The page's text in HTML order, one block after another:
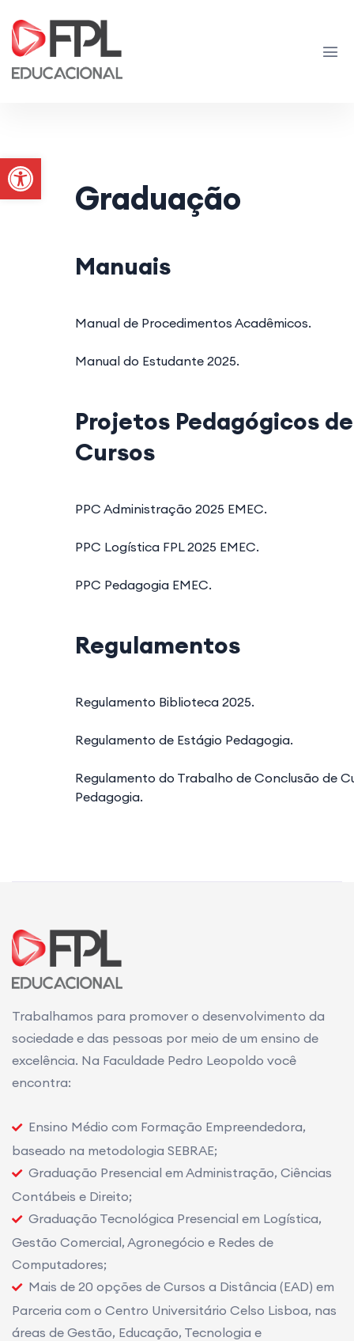
Graduação
Manuais
Manual de Procedimentos Acadêmicos.
Manual do Estudante 2025.
Projetos Pedagógicos de
Cursos
PPC Administração 2025 EMEC.
PPC Logística FPL 2025 EMEC.
PPC Pedagogia EMEC.
Regulamentos
Regulamento Biblioteca 2025.
Regulamento de Estágio Pedagogia.
Regulamento do Trabalho de Conclusão de
Pedagogia.
Trabalhamos para promover o desenvolvimento da
sociedade e das pessoas por meio de um ensino de
excelência. Na Faculdade Pedro Leopoldo você
encontra:
Ensino Médio com Formação Empreendedora,
baseado na metodologia SEBRAE;
Graduação Presencial em Administração, Ciências
Contábeis e Direito;
Graduação Tecnológica Presencial em Logística,
Gestão Comercial, Agronegócio e Redes de
Computadores;
Mais de 20 opções de Cursos a Distância (EAD) em
Parceria com o Centro Universitário Celso Lisboa, nas
áreas de Gestão, Educação, Tecnologia e
Abrir a barra de ferramentas